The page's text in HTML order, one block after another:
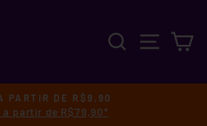
PESQUISA
slideshow
PARTIR DE R$9,90
a partir de R$79,90*